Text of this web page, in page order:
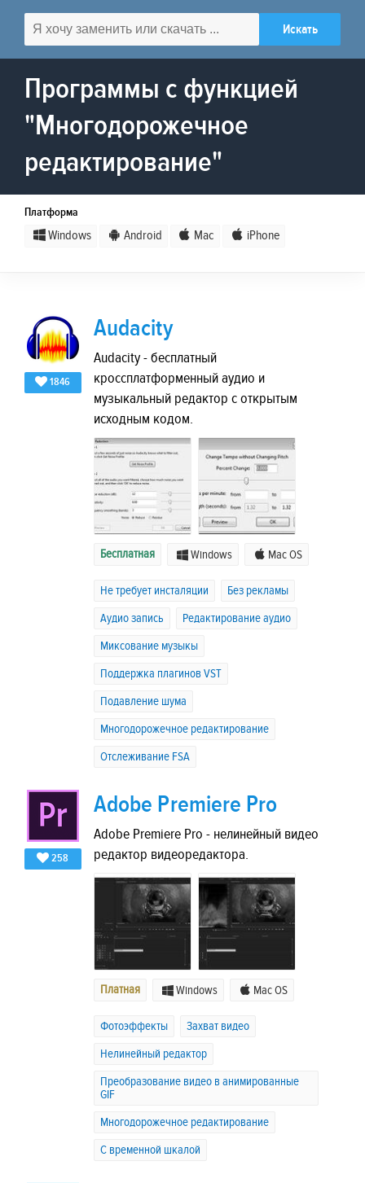
Программы с функцией
"Многодорожечное
редактирование"
Платформа
Windows Android Mac iPhone
1846
Audacity
Audacity - бесплатный
кроссплатформенный аудио и
музыкальный редактор с открытым
исходным кодом.
Бесплатная Windows Mac OS
Не требует инсталяции
Без рекламы
Аудио запись
Редактирование аудио
Миксование музыкы
Поддержка плагинов VST
Подавление шума
Многодорожечное редактирование
Отслеживание FSA
258
Adobe Premiere Pro
Adobe Premiere Pro - нелинейный видео
редактор видеоредактора.
Платная Windows Mac OS
Фотоэффекты
Захват видео
Нелинейный редактор
Преобразование видео в анимированные
GIF
Многодорожечное редактирование
С временной шкалой